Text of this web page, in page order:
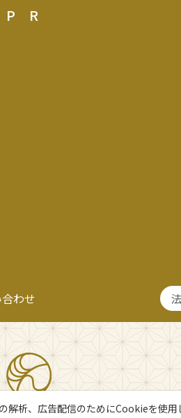
PR
わせ
解析、広告配信のためにCookieを使用